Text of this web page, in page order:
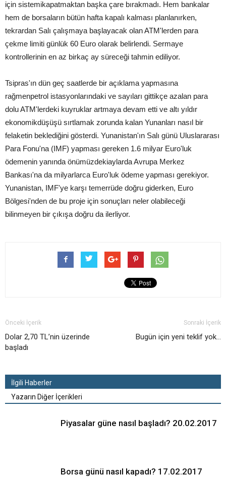
için sistemikapatmaktan başka çare bırakmadı. Hem bankalar
hem de borsaların bütün hafta kapalı kalması planlanırken,
tekrardan Salı çalışmaya başlayacak olan ATM'lerden para
çekme limiti günlük 60 Euro olarak belirlendi. Sermaye
kontrollerinin en az birkaç ay süreceği tahmin ediliyor.
Tsipras'ın dün geç saatlerde bir açıklama yapmasına
rağmenpetrol istasyonlarındaki ve sayıları gittikçe azalan para
dolu ATM'lerdeki kuyruklar artmaya devam etti ve altı yıldır
ekonomikdüşüşü sırtlamak zorunda kalan Yunanları nasıl bir
felaketin beklediğini gösterdi. Yunanistan'ın Salı günü Uluslararası
Para Fonu'na (IMF) yapması gereken 1.6 milyar Euro'luk
ödemenin yanında önümüzdekiaylarda Avrupa Merkez
Bankası'na da milyarlarca Euro'luk ödeme yapması gerekiyor.
Yunanistan, IMF'ye karşı temerrüde doğru giderken, Euro
Bölgesi'nden de bu proje için sonuçları neler olabileceği
bilinmeyen bir çıkışa doğru da ilerliyor.
Önceki İçerik
Dolar 2,70 TL’nin üzerinde
başladı
Sonraki İçerik
Bugün için yeni teklif yok…
İlgili Haberler
Yazarın Diğer İçerikleri
Piyasalar güne nasıl başladı? 20.02.2017
Borsa günü nasıl kapadı? 17.02.2017